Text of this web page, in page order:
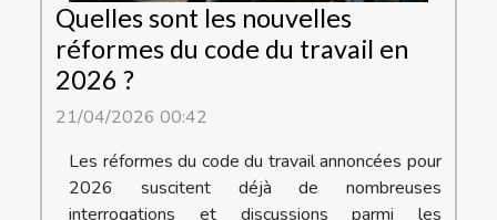
Quelles sont les nouvelles
réformes du code du travail en
2026 ?
21/04/2026 00:42
Les réformes du code du travail annoncées pour
2026 suscitent déjà de nombreuses
interrogations et discussions parmi les